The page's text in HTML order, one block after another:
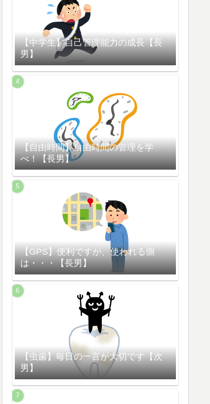
【中学生】自己管理能力の成長【長
男】
【自由時間】自由時間の管理を学
べ！【長男】
【GPS】便利ですが、使われる側
は・・・【長男】
【虫歯】毎日の一言が大切です【次
男】